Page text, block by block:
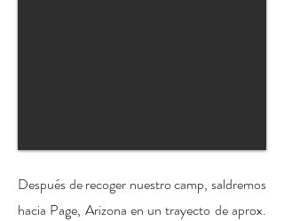
Después de recoger nuestro camp, saldremos
hacia Page, Arizona en un trayecto de aprox.